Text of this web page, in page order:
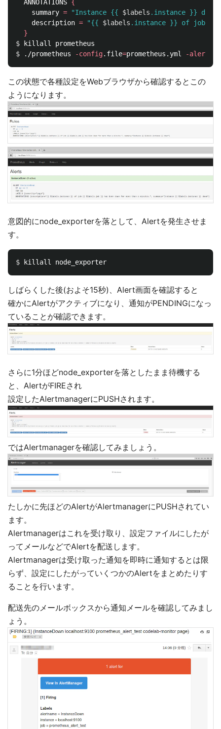
  ANNOTATIONS
{
    summary
= "Instance {{ $labels .instance }} down"
    description
= "{{ $labels .instance }} of job {{
}
$
$
./prometheus -config.file=prometheus.yml -
この状態で各種設定をWebブラウザから確認するとこの
ようになります。
意図的にnode_exporterを落として、Alertを発生させま
す。
$
しばらくした後(およそ15秒)、Alert画面を確認すると
確かにAlertがアクティブになり、通知がPENDINGになっ
ていることが確認できます。
さらに1分ほどnode_exporterを落としたまま待機する
と、AlertがFIREされ
設定したAlertmanagerにPUSHされます。
ではAlertmanagerを確認してみましょう。
たしかに先ほどのAlertがAlertmanagerにPUSHされてい
ます。
Alertmanagerはこれを受け取り、設定ファイルにしたが
ってメールなどでAlertを配送します。
Alertmanagerは受け取った通知を即時に通知するとは限
らず、設定にしたがっていくつかのAlertをまとめたりす
ることを行います。
配送先のメールボックスから通知メールを確認してみまし
ょう。